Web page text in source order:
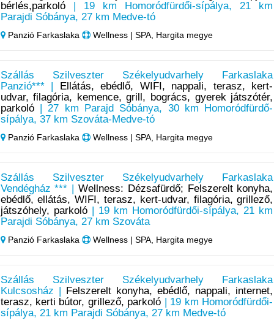
bérlés,parkoló| 19 km Homoródfürdői-sípálya, 21 km
Parajdi Sóbánya, 27 km Medve-tó
Panzió Farkaslaka Wellness | SPA, Hargita megye
Szállás Szilveszter Székelyudvarhely Farkaslaka
Panzió*** |
Ellátás, ebédlő, WIFI, nappali, terasz, kert-
udvar, filagória, kemence, grill, bogrács, gyerek játszótér,
parkoló| 27 km Parajd Sóbánya, 30 km Homoródfürdő-
sípálya, 37 km Szováta-Medve-tó
Panzió Farkaslaka Wellness | SPA, Hargita megye
Szállás Szilveszter Székelyudvarhely Farkaslaka
Vendégház *** | Wellness: Dézsafürdő; Felszerelt konyha,
ebédlő, ellátás, WIFI, terasz, kert-udvar, filagória, grillező,
játszóhely, parkoló| 19 km Homoródfürdői-sípálya, 21 km
Parajdi Sóbánya, 27 km Szováta
Panzió Farkaslaka Wellness | SPA, Hargita megye
Szállás Szilveszter Székelyudvarhely Farkaslaka
Kulcsosház |
Felszerelt konyha, ebédlő, nappali, internet,
terasz, kerti bútor, grillező, parkoló | 19 km Homoródfürdői-
sípálya, 21 km Parajdi Sóbánya, 27 km Medve-tó